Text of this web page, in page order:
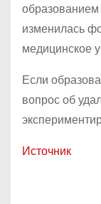
образованием
изменилась
медицинское
Если
вопрос об
Источник